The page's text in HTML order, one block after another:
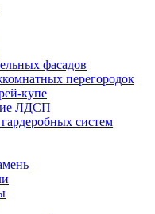
фасадов
перегородок
купе
ЛДСП
систем